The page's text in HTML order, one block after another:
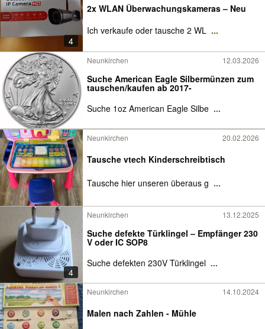
4
2x WLAN Überwachungskameras – Neu
Ich verkaufe oder tausche 2 WL ...
Neunkirchen 12.03.2026
Suche American Eagle Silbermünzen zum
tauschen/kaufen ab 2017-
Suche 1oz American Eagle Silbe ...
Neunkirchen 20.02.2026
Tausche vtech Kinderschreibtisch
Tausche hier unseren überaus g ...
4
Neunkirchen 13.12.2025
Suche defekte Türklingel – Empfänger 230
V oder IC SOP8
Suche defekten 230V Türklingel ...
Neunkirchen 14.10.2024
Malen nach Zahlen - Mühle